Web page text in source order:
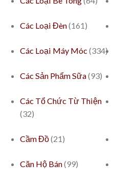
Các Loại Đèn(161)
Các Loại Máy Móc(334)
Các Sản Phẩm Sữa(93)
Các Tổ Chức Từ Thiện
(32)
Cầm Đồ(21)
Căn Hộ Bán(99)